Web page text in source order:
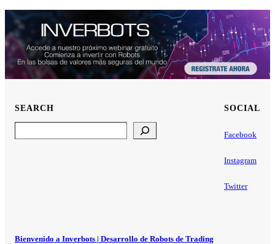
SEARCH SOCIAL
Facebook
Instagram
Twitter
Bienvenido a Inverbots | Desarrollo de Robots de Trading